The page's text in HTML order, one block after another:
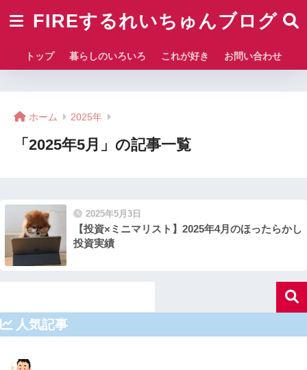
FIREするれいちゅんブログ
トップ 暮らしのいろいろ これが好き お問い合わせ
ホーム 2025年
「2025年5月」の記事一覧
2025年5月3日
【投資×ミニマリスト】2025年4月のほったらかし
投資実績
人気記事